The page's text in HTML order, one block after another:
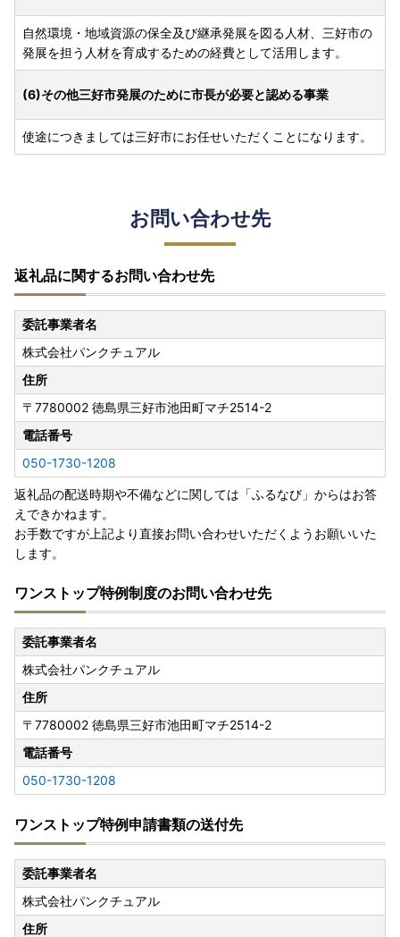
自然環境・地域資源の保全及び継承発展を図る人材、三好市の
発展を担う人材を育成するための経費として活用します。
(6)その他三好市発展のために市長が必要と認める事業
使途につきましては三好市にお任せいただくことになります。
お問い合わせ先
返礼品に関するお問い合わせ先
委託事業者名
株式会社パンクチュアル
住所
〒7780002 徳島県三好市池田町マチ2514-2
電話番号
050-1730-1208
返礼品の配送時期や不備などに関しては「ふるなび」からはお答
えできかねます。
お手数ですが上記より直接お問い合わせいただくようお願いいた
します。
ワンストップ特例制度のお問い合わせ先
委託事業者名
株式会社パンクチュアル
住所
〒7780002 徳島県三好市池田町マチ2514-2
電話番号
050-1730-1208
ワンストップ特例申請書類の送付先
委託事業者名
株式会社パンクチュアル
住所